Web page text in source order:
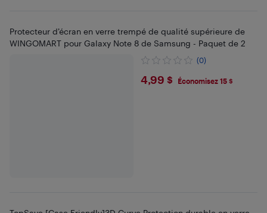
Protecteur d’écran en verre trempé de qualité supérieure de
WINGOMART pour Galaxy Note 8 de Samsung - Paquet de 2
(0)
$4.99
4,99 $ Économisez 15 $